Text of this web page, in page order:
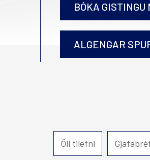
Canopy by
City Centre
Hilton
BÓKA
ALGENGAR
Hvernig fæ ég gjafabréfið
Öll tilefni